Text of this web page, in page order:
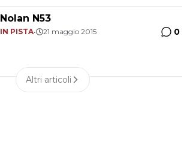
Nolan N53
IN PISTA• 21 maggio 2015 0
Altri articoli